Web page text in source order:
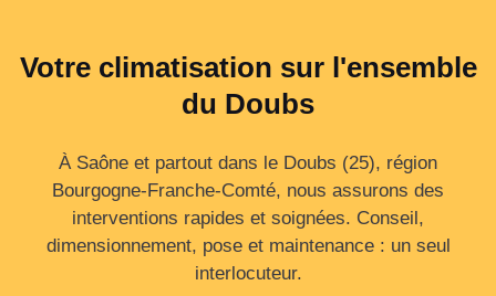
Votre climatisation sur l'ensemble
du Doubs
À Saône et partout dans le Doubs (25), région
Bourgogne‑Franche‑Comté, nous assurons des
interventions rapides et soignées. Conseil,
dimensionnement, pose et maintenance : un seul
interlocuteur.